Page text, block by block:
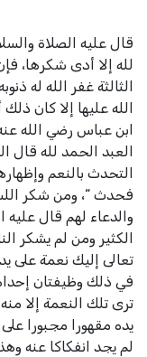
قال عليه الصلاة
لله إلا أدى شكرها، فإن
الثالثة غفر الله له
الله عليها إلا كان
ابن عباس رضي الله
العبد الحمد لله
التحدث بالنعم
فحدث “، ومن شكر
والدعاء لهم قال
الكثير ومن لم يشكر
تعالى إليك نعمة على
في ذلك وظيفتان
ترى تلك النعمة إلا
يده مقهورا مجبورا
لم يجد انفكاكا عنه